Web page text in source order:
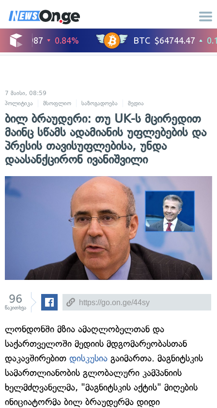
7 მაისი, 08:59
პოლიტიკა
მსოფლიო საზოგადოება მედია
ბილ ბრაუდერი: თუ UK-ს მცირედით
მაინც სწამს ადამიანის უფლებების და
პრესის თავისუფლებისა, უნდა
დაასანქცირონ ივანიშვილი
96
წაკითხვა
ლონდონში მზია ამაღლობელთან და
საქართველოში მედიის მდგომარეობასთან
დაკავშირებით დისკუსია გაიმართა. მაგნიტსკის
სამართლიანობის გლობალური კამპანიის
ხელმძღვანელმა, "მაგნიტსკის აქტის" მიღების
ინიციატორმა ბილ ბრაუდერმა დიდი